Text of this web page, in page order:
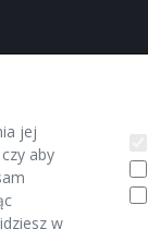
jej
aby
w
O nas
Kontakt
Pomoc
Dla Przewoźników